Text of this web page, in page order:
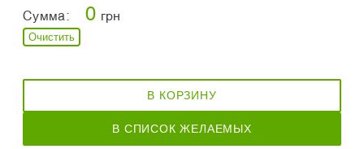
Сумма: 0 грн
Очистить
В КОРЗИНУ
В СПИСОК ЖЕЛАЕМЫХ